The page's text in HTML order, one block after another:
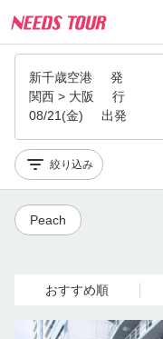
新千歳空港
発
関西 > 大阪
行
08/21(金)
出発
絞り込み
Peach
おすすめ順